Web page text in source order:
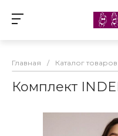
Главная / Каталог товаров
Комплект